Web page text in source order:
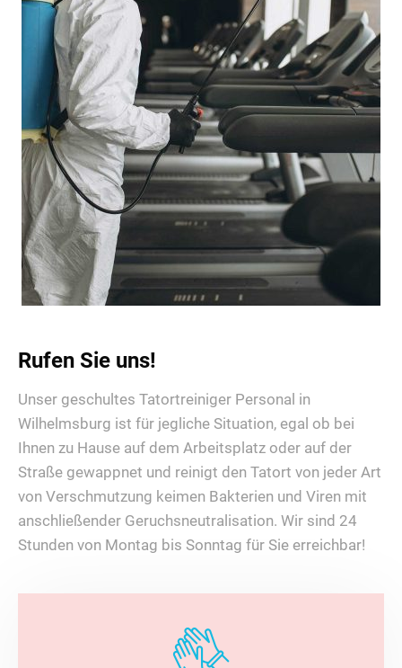
Rufen Sie uns!
Unser geschultes Tatortreiniger Personal in
Wilhelmsburg ist für jegliche Situation, egal ob bei
Ihnen zu Hause auf dem Arbeitsplatz oder auf der
Straße gewappnet und reinigt den Tatort von jeder Art
von Verschmutzung keimen Bakterien und Viren mit
anschließender Geruchsneutralisation. Wir sind 24
Stunden von Montag bis Sonntag für Sie erreichbar!